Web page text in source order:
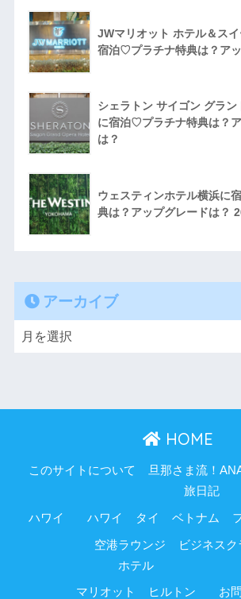
JWマリオット ホテル＆ス
宿泊♡プラチナ特典は？ア
シェラトン サイゴン グラ
に宿泊♡プラチナ特典は？
は？
ウェスティンホテル横浜に
典は？アップグレードは？
アーカイブ
HOME
このサイトについて 旦那さま流！
ハワイ
旅日記
ハワイ タイ ベトナム
空港ラウンジ
ビジネスク
ホテル
マリオット ヒルトン お